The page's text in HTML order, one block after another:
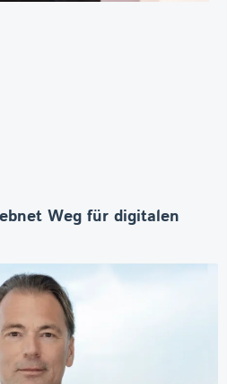
Weg für digitalen